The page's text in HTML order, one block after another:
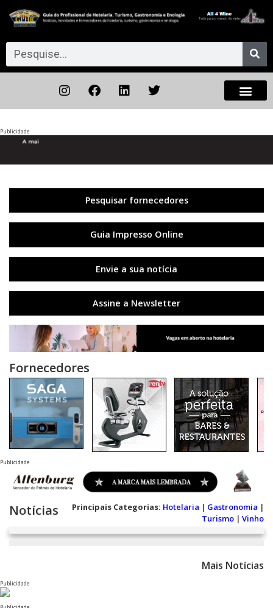
Publicidade
Pesquisar fornecedores
Guia Impresso Online
Envie a sua notícia
Assine a Newsletter
Fornecedores
Publicidade
Notícias Principais Categorias: Hotelaria | Gastronomia |
Turismo | Vinho
Mais Notícias
Publicidade